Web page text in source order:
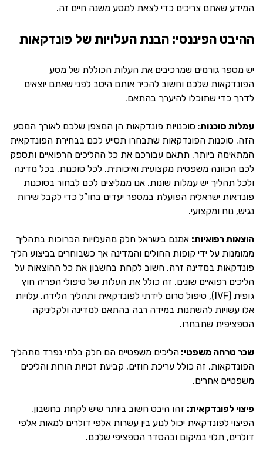
המידע שאתם צריכים כדי לצאת למסע משנה חיים זה.
ההיבט הפיננסי: הבנת העלויות של פונדקאות
יש מספר גורמים שמרכיבים את העלות הכוללת של מסע
הפונדקאות שלכם וחשוב להכיר אותם היטב לפני שאתם יוצאים
לדרך כדי שתוכלו להיערך בהתאם.
עמלות סוכנות: סוכנויות פונדקאות הן המצפן שלכם לאורך המסע
הזה. סוכנות הפונדקאות שתבחרו תסייע לכם בבחירת הפונדקאית
המתאימה ביותר, תתאם עבורכם את כל ההליכים הרפואיים ותספק
לכם הכוונה משפטית מקצועית ואיכותית. לכל סוכנות, בכל מדינה
ולכל תהליך יש עמלות שונות. אנו ממליצים לכם לבחור בסוכנות
פונדאות ישראלית הפועלת במספר יעדים בחו”ל כדי לקבל שירות
נגיש, נוח ומקצועי.
הוצאות רפואיות: אמנם בישראל חלק מהעלויות הכרוכות בתהליך
ממומנות על ידי קופות החולים והמדינה אך כשבוחרים בביצוע הליך
פונדקאות במדינה זרה, חשוב לקחת בחשבון את כל ההוצאות על
הליכים רפואיים שונים. זה כולל את העלות של טיפולי הפריה חוץ
גופית (IVF), טיפול טרום לידתי לפונדקאית ותהליך הלידה. עלויות
אלו עשויות להשתנות במידה רבה בהתאם למדינה ולקליניקה
הספציפית שתבחרו.
שכר טרחה משפטי: הליכים משפטיים הם חלק בלתי נפרד מתהליך
הפונדקאות. זה כולל עריכת חוזים, קביעת זכויות הורות והליכים
משפטיים אחרים.
פיצוי לפונדקאית: זהו היבט חשוב ביותר שיש לקחת בחשבון.
הפיצוי לפונדקאית יכול לנוע בין עשרות אלפי דולרים למאות אלפי
דולרים, תלוי במיקום ובהסדר הספציפי שלכם.